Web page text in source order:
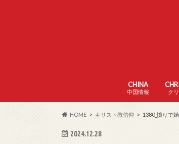
CHINA
中国情報 ク
HOME キリスト教信仰 1380_憤りで
2024.12.28